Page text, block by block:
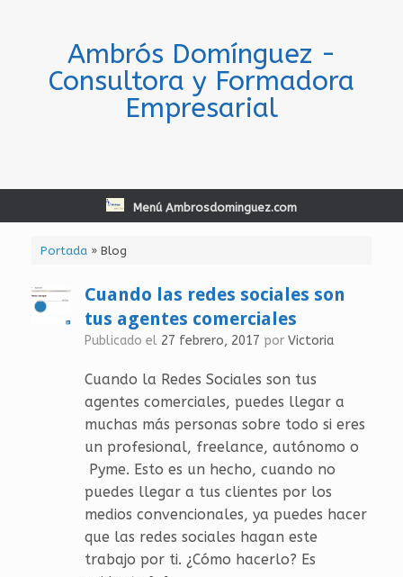
Ambrós Domínguez -
Consultora y Formadora
Empresarial
Menú Ambrosdominguez.com
Portada» Blog
Cuando las redes sociales son
tus agentes comerciales
Publicado el 27 febrero, 2017 por Victoria
Cuando la Redes Sociales son tus
agentes comerciales, puedes llegar a
muchas más personas sobre todo si eres
un profesional, freelance, autónomo o
Pyme. Esto es un hecho, cuando no
puedes llegar a tus clientes por los
medios convencionales, ya puedes hacer
que las redes sociales hagan este
trabajo por ti. ¿Cómo hacerlo? Es